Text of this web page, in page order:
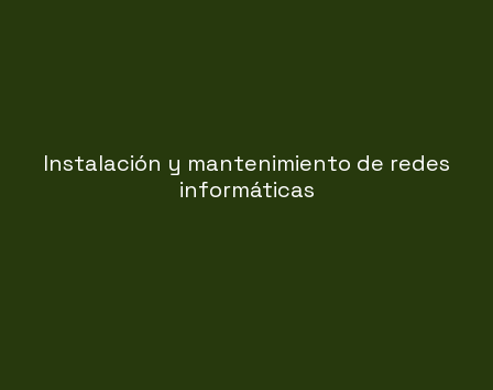
Instalación y mantenimiento de redes
informáticas